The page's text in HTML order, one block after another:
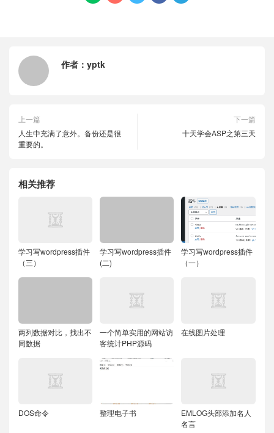
作者： yptk
上一篇
人生中充满了意外。备份还是很
重要的。
下一篇
十天学会ASP之第三天
相关推荐
学习写wordpress插件
（三）
学习写wordpress插件
(二)
学习写wordpress插件
（一）
两列数据对比，找出不
同数据
一个简单实用的网站访
客统计PHP源码
在线图片处理
DOS命令 整理电子书
EMLOG头部添加名人
名言